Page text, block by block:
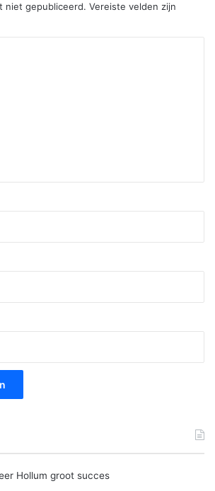
niet gepubliceerd. Vereiste velden zijn
Hollum groot succes